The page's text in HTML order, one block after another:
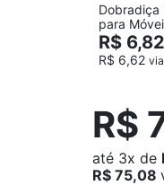
Dobradiça
para
Cromada
R$ 6,82
R$ 6,62
R$
até 3x de
R$ 75,08